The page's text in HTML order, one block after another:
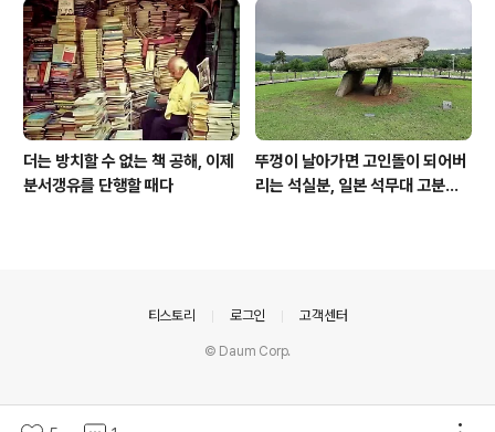
더는 방치할 수 없는 책 공해, 이제
분서갱유를 단행할 때다
뚜껑이 날아가면 고인돌이 되어버
리는 석실분, 일본 석무대 고분의
티스토리 로그인 고객센터
© Daum Corp.